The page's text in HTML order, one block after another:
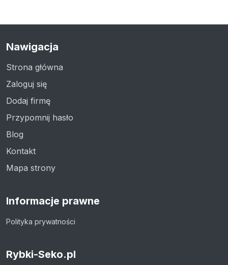
Nawigacja
Strona główna
Zaloguj się
Dodaj firmę
Przypomnij hasło
Blog
Kontakt
Mapa strony
Informacje prawne
Polityka prywatności
Rybki-Seko.pl